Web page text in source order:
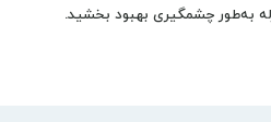
به‌طور چشمگیری بهبود بخشید.